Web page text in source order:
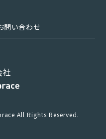
問い合わせ
社
All Rights Reserved.